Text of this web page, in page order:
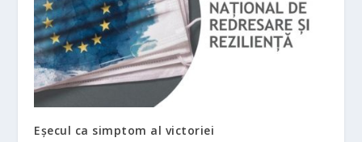
Eşecul ca simptom al victoriei